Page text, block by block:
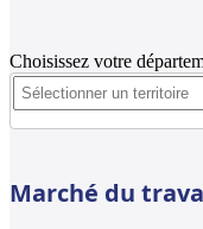
Choisissez votre
Marché du